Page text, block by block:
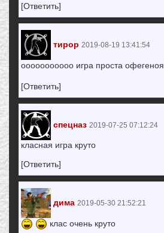
[Ответить]
тирор 2019-08-19 13:41:54
ооооооооооо игра проста офегеноя
[Ответить]
спецназ 2019-07-25 07:12:24
класная игра круто
[Ответить]
дима 2019-05-30 21:52:21
клас очень круто